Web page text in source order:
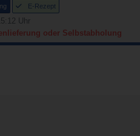
E-Rezept
Uhr
oder Selbstabholung